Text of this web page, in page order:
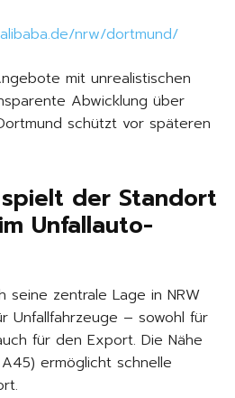
nrw/dortmund/
mit unrealistischen
Abwicklung über
schützt vor späteren
der Standort
Unfallauto-
zentrale Lage in NRW
Unfallfahrzeuge – sowohl für
für den Export. Die Nähe
ermöglicht schnelle